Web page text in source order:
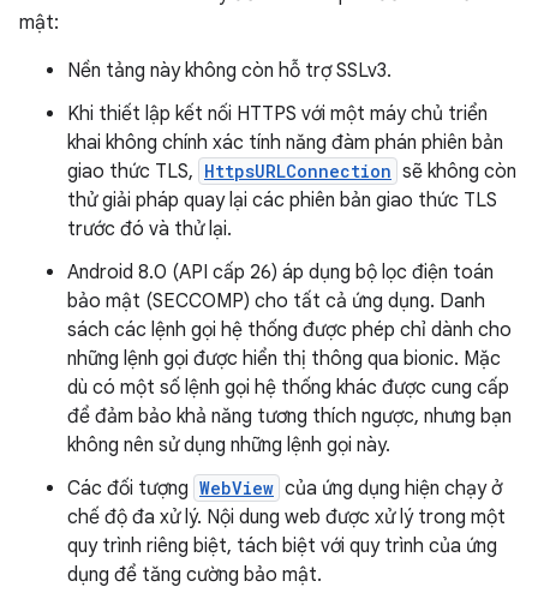
mật:
Nền tảng này không còn hỗ trợ SSLv3.
Khi thiết lập kết nối HTTPS với một máy chủ triển
khai không chính xác tính năng đàm phán phiên bản
giao thức TLS, HttpsURLConnection sẽ không còn
thử giải pháp quay lại các phiên bản giao thức TLS
trước đó và thử lại.
Android 8.0 (API cấp 26) áp dụng bộ lọc điện toán
bảo mật (SECCOMP) cho tất cả ứng dụng. Danh
sách các lệnh gọi hệ thống được phép chỉ dành cho
những lệnh gọi được hiển thị thông qua bionic. Mặc
dù có một số lệnh gọi hệ thống khác được cung cấp
để đảm bảo khả năng tương thích ngược, nhưng bạn
không nên sử dụng những lệnh gọi này.
Các đối tượng WebView của ứng dụng hiện chạy ở
chế độ đa xử lý. Nội dung web được xử lý trong một
quy trình riêng biệt, tách biệt với quy trình của ứng
dụng để tăng cường bảo mật.